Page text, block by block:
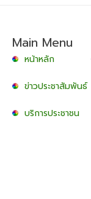
Main Menu
หน้าหลัก
ข่าวประชาสัมพันธ์
บริการประชาชน